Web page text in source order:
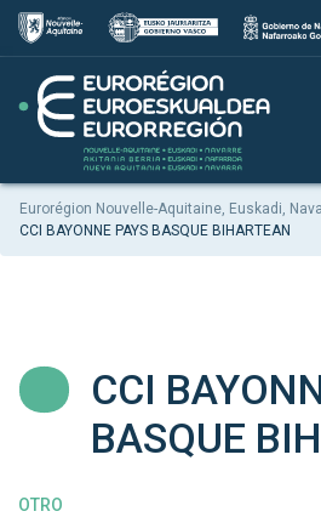
Eurorégion Nouvelle-Aquitaine, Euskadi,
CCI BAYONNE PAYS BASQUE BIHARTEAN
CCI
BASQUE
OTRO